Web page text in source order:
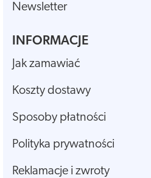
Newsletter
INFORMACJE
Jak zamawiać
Koszty dostawy
Sposoby płatności
Polityka prywatności
Reklamacje i zwroty